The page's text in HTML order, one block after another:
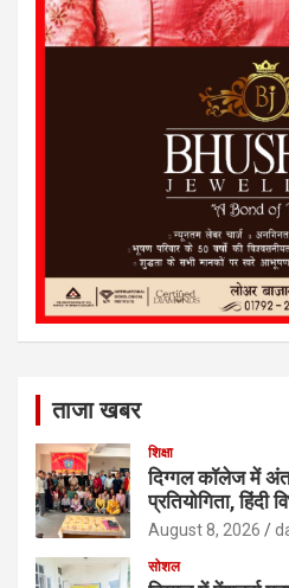
ताजा खबर
शिक्षा
दिग्गल कॉलेज में
प्रतियोगिता, हिंदी
August 8, 2026
सोशल